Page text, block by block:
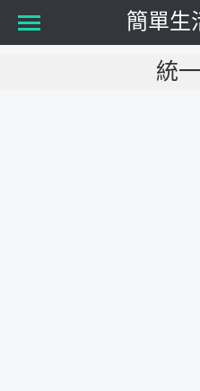
簡單生
統